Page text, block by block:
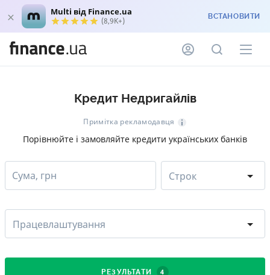
Multi від Finance.ua
(8,9K+) ВСТАНОВИТИ
Кредит Недригайлів
Примітка рекламодавця
Порівнюйте і замовляйте кредити українських банків
Сума, грн Строк
Працевлаштування
РЕЗУЛЬТАТИ 4